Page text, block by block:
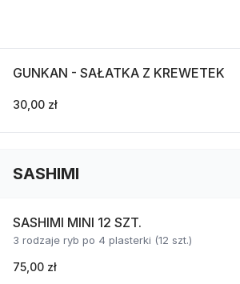
GUNKAN - SAŁATKA Z KREWETEK
30,00 zł
SASHIMI
SASHIMI MINI 12 SZT.
3 rodzaje ryb po 4 plasterki (12 szt.)
75,00 zł